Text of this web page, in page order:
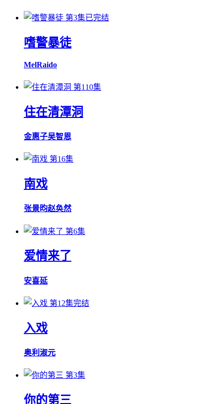
第3集已完结
嗜警暴徒
MelRaido
第110集
住在清潭洞
金惠子吴智恩
第16集
南戏
张景昀赵奂然
第6集
爱情来了
安喜延
第12集完结
入戏
奥利 淑元
第3集
你的第三